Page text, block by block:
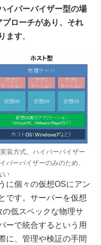
イパーバイザー型の場
ローチがあり、それ
ます。
装方式。ハイパーバイザー
パーバイザーのみのため、
い
に個々の仮想OSにアン
です。サーバーを仮想
低スペックな物理サ
ーで統合するという用
に、管理や検証の手間